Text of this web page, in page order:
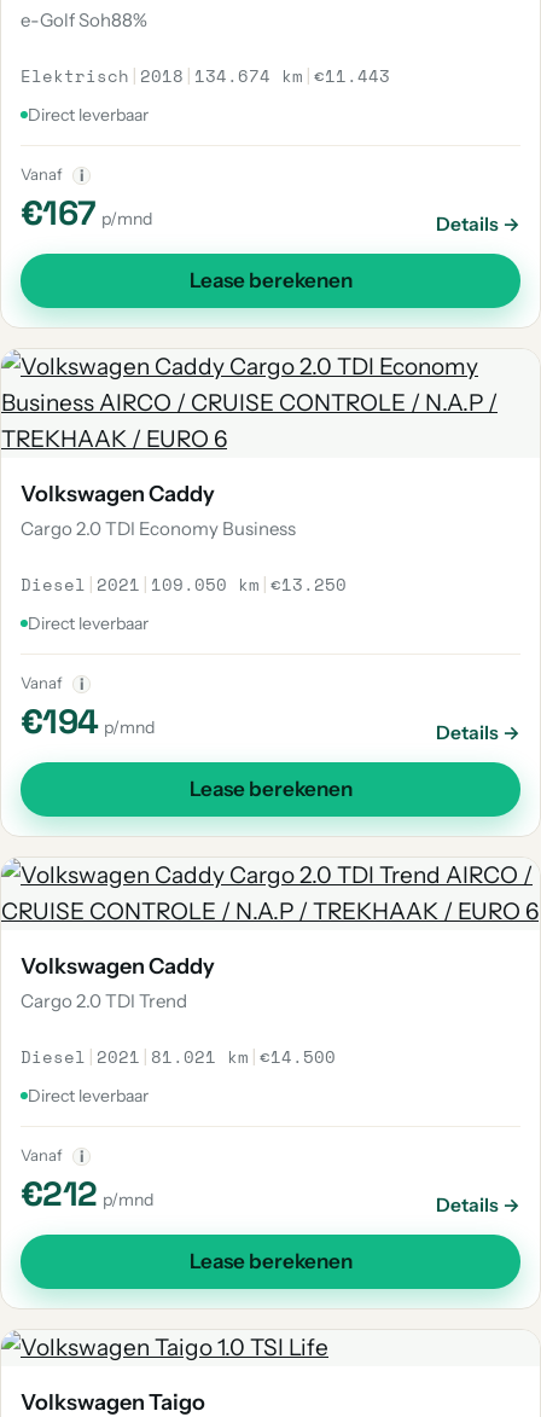
e-Golf Soh88%
Elektrisch | 2018 | 134.674 km |€11.443
Direct leverbaar
Vanaf i
€167 p/mnd Details →
Lease berekenen
Volkswagen Caddy
Cargo 2.0 TDI Economy Business
Diesel | 2021 | 109.050 km |€13.250
Direct leverbaar
Vanaf i
€194 p/mnd Details →
Lease berekenen
Volkswagen Caddy
Cargo 2.0 TDI Trend
Diesel | 2021 | 81.021 km |€14.500
Direct leverbaar
Vanaf i
€212 p/mnd Details →
Lease berekenen
Volkswagen Taigo